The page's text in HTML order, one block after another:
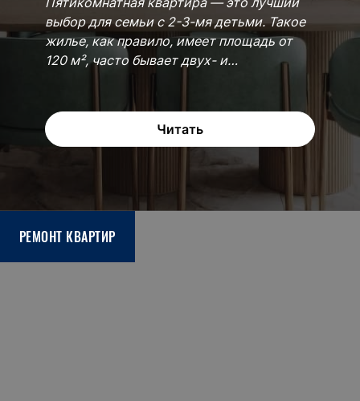
выбор для семьи с 2-3-мя детьми. Такое
жилье, как правило, имеет площадь от
120 м², часто бывает двух- и
Читать
РЕМОНТ КВАРТИР